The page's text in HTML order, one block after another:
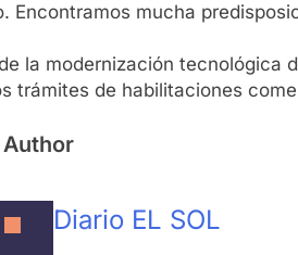
Encontramos mucha
la modernización tecnológica
trámites de habilitaciones
Diario EL SOL